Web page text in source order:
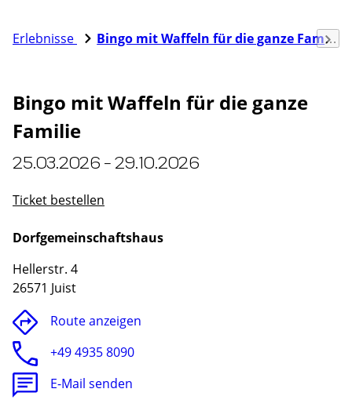
Erlebnisse Bingo mit Waffeln für die ganze Familie
Bingo mit Waffeln für die ganze
Familie
25.03.2026 - 29.10.2026
Ticket bestellen
Dorfgemeinschaftshaus
Hellerstr. 4
26571 Juist
Route anzeigen
+49 4935 8090
E-Mail senden